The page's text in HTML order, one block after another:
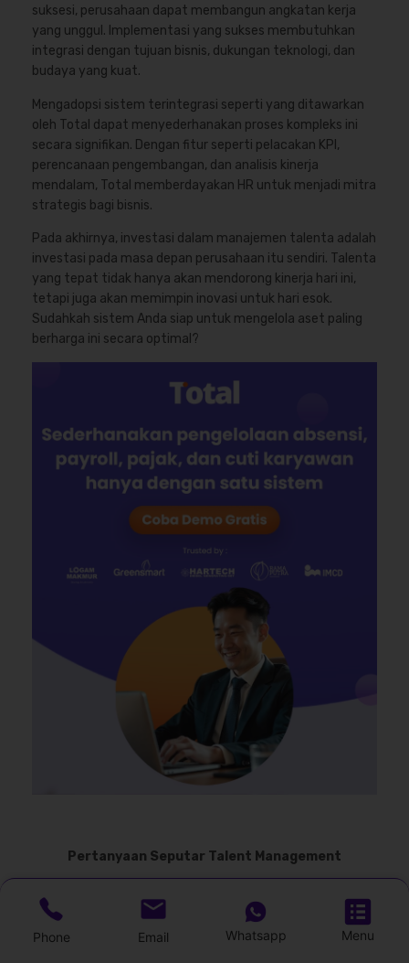
suksesi, perusahaan dapat membangun angkatan kerja
yang unggul. Implementasi yang sukses membutuhkan
integrasi dengan tujuan bisnis, dukungan teknologi, dan
budaya yang kuat.
Mengadopsi sistem terintegrasi seperti yang ditawarkan
oleh Total dapat menyederhanakan proses kompleks ini
secara signifikan. Dengan fitur seperti pelacakan KPI,
perencanaan pengembangan, dan analisis kinerja
mendalam, Total memberdayakan HR untuk menjadi mitra
strategis bagi bisnis.
Pada akhirnya, investasi dalam manajemen talenta adalah
investasi pada masa depan perusahaan itu sendiri. Talenta
yang tepat tidak hanya akan mendorong kinerja hari ini,
tetapi juga akan memimpin inovasi untuk hari esok.
Sudahkah sistem Anda siap untuk mengelola aset paling
berharga ini secara optimal?
Pertanyaan Seputar Talent Management
MODEL TALENT MANAGEMENT
APA YANG PALING POPULER
DIGUNAKAN PERUSAHAAN?
Phone Email Whatsapp Menu